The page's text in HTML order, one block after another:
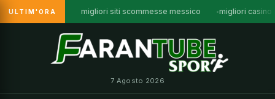
ULTIM'ORA migliori siti scommesse messico migliori casino
7 Agosto 2026